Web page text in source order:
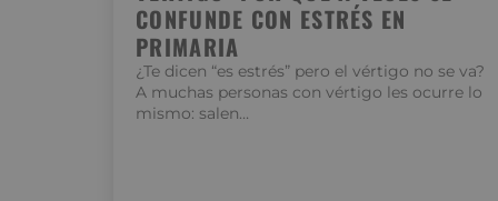
CONFUNDE CON ESTRÉS EN
PRIMARIA
¿Te dicen “es estrés” pero el vértigo no se va?
A muchas personas con vértigo les ocurre lo
mismo: salen…